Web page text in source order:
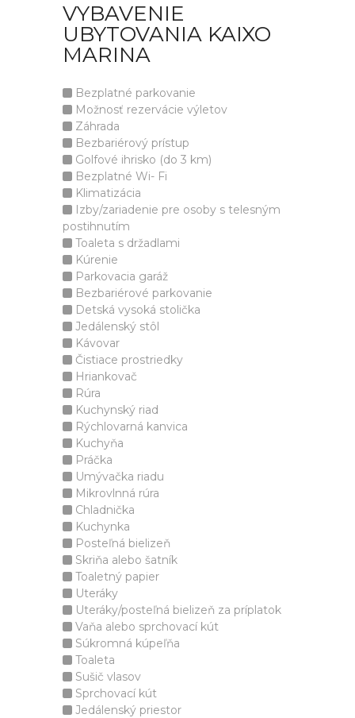
VYBAVENIE
UBYTOVANIA KAIXO
MARINA
Bezplatné parkovanie
Možnosť rezervácie výletov
Záhrada
Bezbariérový prístup
Golfové ihrisko (do 3 km)
Bezplatné Wi- Fi
Klimatizácia
Izby/zariadenie pre osoby s telesným
postihnutím
Toaleta s držadlami
Kúrenie
Parkovacia garáž
Bezbariérové parkovanie
Detská vysoká stolička
Jedálenský stôl
Kávovar
Čistiace prostriedky
Hriankovač
Rúra
Kuchynský riad
Rýchlovarná kanvica
Kuchyňa
Práčka
Umývačka riadu
Mikrovlnná rúra
Chladnička
Kuchynka
Posteľná bielizeň
Skriňa alebo šatník
Toaletný papier
Uteráky
Uteráky/posteľná bielizeň za príplatok
Vaňa alebo sprchovací kút
Súkromná kúpeľňa
Toaleta
Sušič vlasov
Sprchovací kút
Jedálenský priestor